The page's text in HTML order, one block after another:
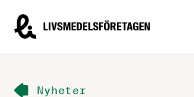
Livsmedelsföretagen – till startsidan
Nyheter